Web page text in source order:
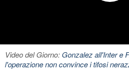
Video del Giorno: Gonzalez all'Inter e
l'operazione non convince i tifosi